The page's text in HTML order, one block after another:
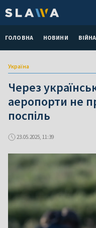
ГОЛОВНА НОВИНИ ВІЙНА
Україна
Через
аеропорти не
поспіль
23.05.2025, 11:39